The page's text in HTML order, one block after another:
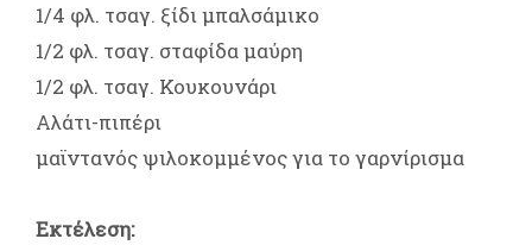
1/4 φλ. τσαγ. ξίδι μπαλσάµικο
1/2 φλ. τσαγ. σταφίδα μαύρη
1/2 φλ. τσαγ. Κουκουνάρι
Αλάτι-πιπέρι
μαϊντανός ψιλοκομμένος για το γαρνίρισμα
Εκτέλεση: